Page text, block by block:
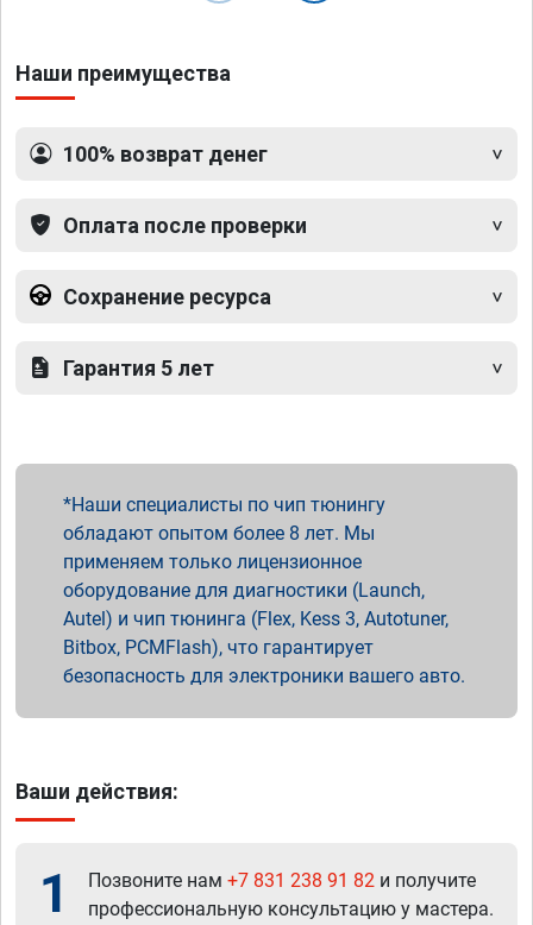
Наши преимущества
100% возврат денег
Оплата после проверки
Сохранение ресурса
Гарантия 5 лет
Наши специалисты по чип тюнингу
обладают опытом более 8 лет. Мы
применяем только лицензионное
оборудование для диагностики (Launch,
Autel) и чип тюнинга (Flex, Kess 3, Autotuner,
Bitbox, PCMFlash), что гарантирует
безопасность для электроники вашего авто.
Ваши действия:
1 Позвоните нам +7 831 238 91 82 и получите
профессиональную консультацию у мастера.